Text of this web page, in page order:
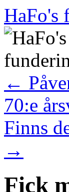
Hoppa
till
innehåll
HaFo's
←
70:e
Finns
→
Fick